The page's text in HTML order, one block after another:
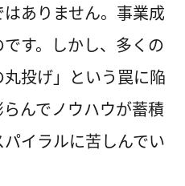
ありません。事業成
す。しかし、多くの
投げ」という罠に陥
んでノウハウが蓄積
イラルに苦しんでい